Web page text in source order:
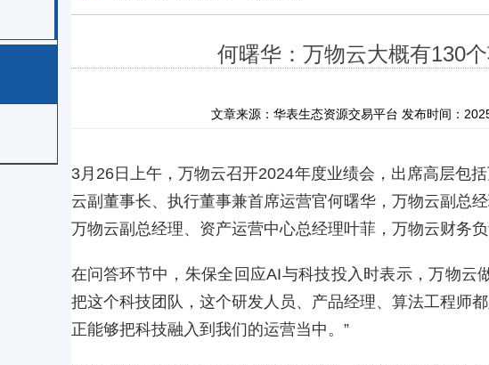
何曙华：万物云大概有130
文章来源：华表生态资源交易平台 发布时间：
3月26日上午，万物云召开2024年度业绩会，出席高层包
云副董事长、执行董事兼首席运营官何曙华，万物云副总
万物云副总经理、资产运营中心总经理叶菲，万物云财务
在问答环节中，朱保全回应AI与科技投入时表示，万物云
把这个科技团队，这个研发人员、产品经理、算法工程师
正能够把科技融入到我们的运营当中。”